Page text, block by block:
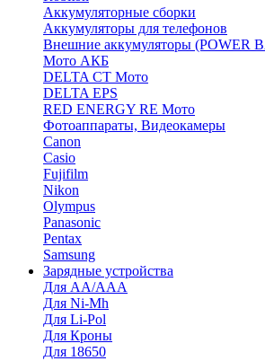
Аккумуляторные сборки
Аккумуляторы для телефонов
Внешние аккумуляторы (POWER
Мото АКБ
DELTA CT Мото
DELTA EPS
RED ENERGY RE Мото
Фотоаппараты, Видеокамеры
Canon
Casio
Fujifilm
Nikon
Olympus
Panasonic
Pentax
Samsung
Зарядные устройства
Для AA/AAA
Для Ni-Mh
Для Li-Pol
Для Кроны
Для 18650